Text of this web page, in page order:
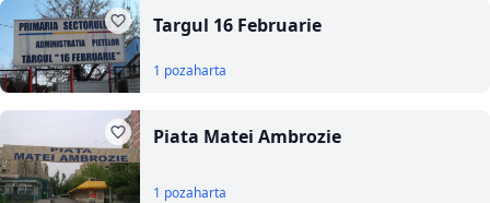
Targul 16 Februarie
1 pozaharta
Piata Matei Ambrozie
1 pozaharta